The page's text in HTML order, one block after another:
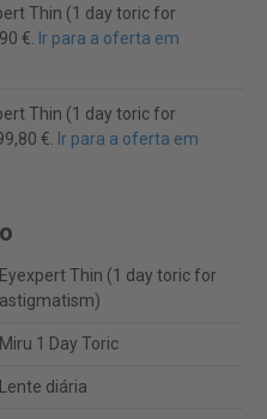
Thin (1 day toric for
€. Ir para a oferta em
Thin (1 day toric for
€. Ir para a oferta em
Eyexpert Thin (1 day toric for
astigmatism)
Miru 1 Day Toric
Lente diária